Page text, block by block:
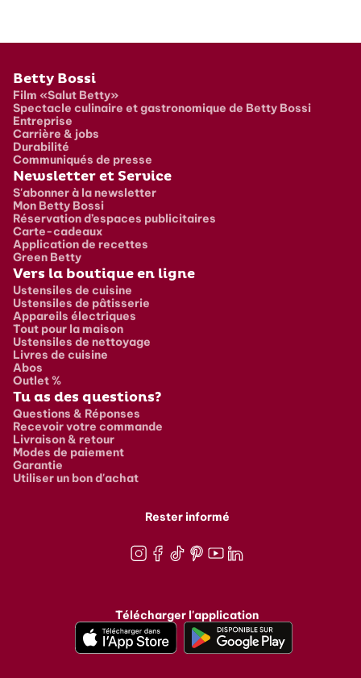
Pied de page
Betty Bossi
Film «Salut Betty»
Spectacle culinaire et gastronomique de Betty Bossi
Entreprise
Carrière & jobs
Durabilité
Communiqués de presse
Newsletter et Service
S'abonner à la newsletter
Mon Betty Bossi
Réservation d’espaces publicitaires
Carte-cadeaux
Application de recettes
Green Betty
Vers la boutique en ligne
Ustensiles de cuisine
Ustensiles de pâtisserie
Appareils électriques
Tout pour la maison
Ustensiles de nettoyage
Livres de cuisine
Abos
Outlet %
Tu as des questions?
Questions & Réponses
Recevoir votre commande
Livraison & retour
Modes de paiement
Garantie
Utiliser un bon d'achat
Rester informé
Télécharger l'application